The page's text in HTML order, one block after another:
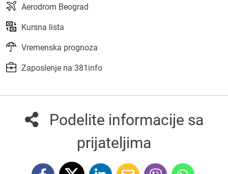
Aerodrom Beograd
Kursna lista
Vremenska prognoza
Zaposlenje na 381info
Podelite informacije sa
prijateljima